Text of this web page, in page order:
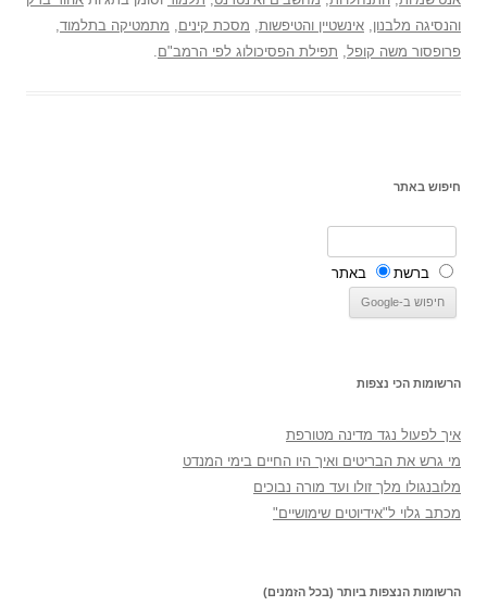
והנסיגה מלבנון, אינשטיין והטיפשות, מסכת קינים, מתמטיקה בתלמוד,
פרופסור משה קופל, תפילת הפסיכולוג לפי הרמב"ם.
חיפוש באתר
ברשת באתר
הרשומות הכי נצפות
איך לפעול נגד מדינה מטורפת
מי גרש את הבריטים ואיך היו החיים בימי המנדט
מלובנגולו מלך זולו ועד מורה נבוכים
מכתב גלוי ל"אידיוטים שימושיים"
הרשומות הנצפות ביותר (בכל הזמנים)